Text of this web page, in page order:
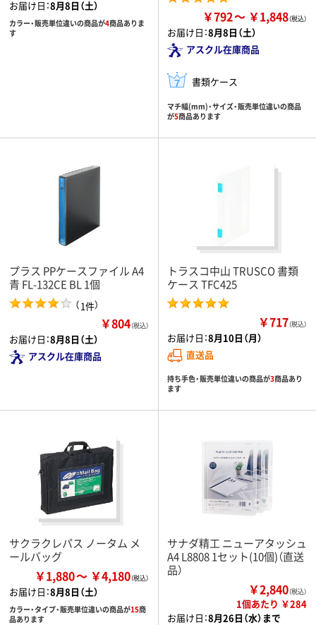
お届け日：8月8日（土）
カラー・販売単位違いの商品が4商品ありま
す
￥792 ￥1,848
お届け日：8月8日（土）
アスクル在庫商品
書類ケース
マチ幅(mm)・サイズ・販売単位違いの商品
が5商品あります
プラス PPケースファイル A4
青 FL-132CE BL 1個
（1件）
￥804（税込）
お届け日：8月8日（土）
アスクル在庫商品
トラスコ中山 TRUSCO 書類
ケース TFC425
￥717（税込）
お届け日：8月10日（月）
直送品
持ち手色・販売単位違いの商品が3商品あり
ます
サクラクレパス ノータム メ
ールバッグ
￥1,880 ￥4,180
お届け日：8月8日（土）
カラー・タイプ・販売単位違いの商品が15商
品あります
サナダ精工 ニューアタッシュ
A4 L8808 1セット(10個)（直送
品）
￥2,840（税込）
1個あたり ￥284
お届け日：8月26日（水）まで